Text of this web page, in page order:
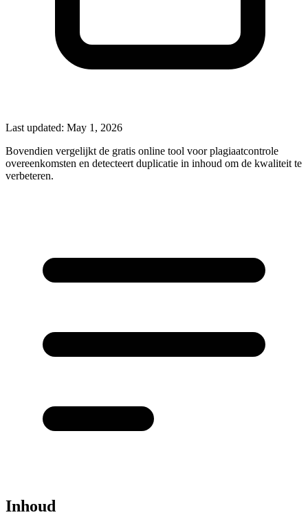
Last updated: May 1, 2026
Bovendien vergelijkt de gratis online tool voor plagiaatcontrole
overeenkomsten en detecteert duplicatie in inhoud om de kwaliteit te
verbeteren.
Inhoud